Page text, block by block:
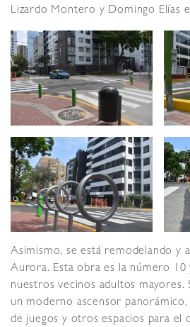
Lizardo Montero y Domingo Elías
Asimismo, se está remodelando y
Aurora. Esta obra es la número 10
nuestros vecinos adultos mayores.
un moderno ascensor panorámico,
de juegos y otros espacios para el